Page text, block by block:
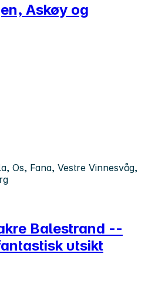
Askøy og
Os, Fana, Vestre Vinnesvåg,
Balestrand --
utsikt